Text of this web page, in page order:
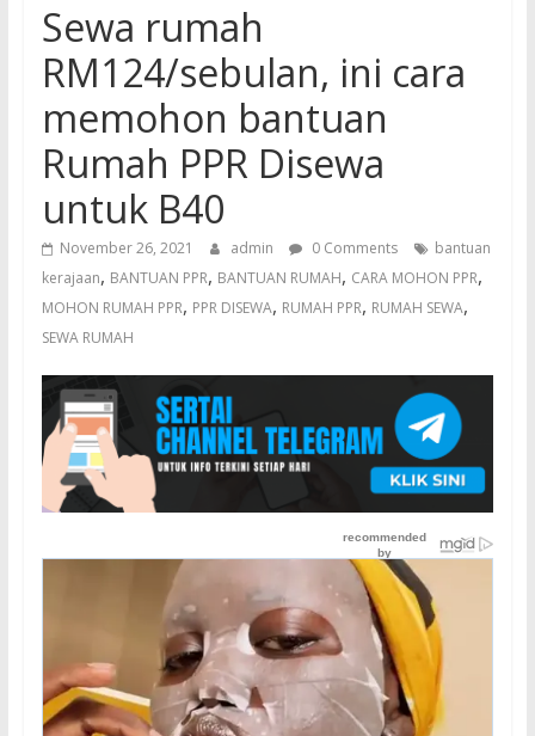
Sewa rumah
RM124/sebulan, ini cara
memohon bantuan
Rumah PPR Disewa
untuk B40
November 26, 2021 admin 0 Comments
bantuan
kerajaan, BANTUAN PPR, BANTUAN RUMAH, CARA MOHON PPR,
MOHON RUMAH PPR, PPR DISEWA, RUMAH PPR, RUMAH SEWA,
SEWA RUMAH